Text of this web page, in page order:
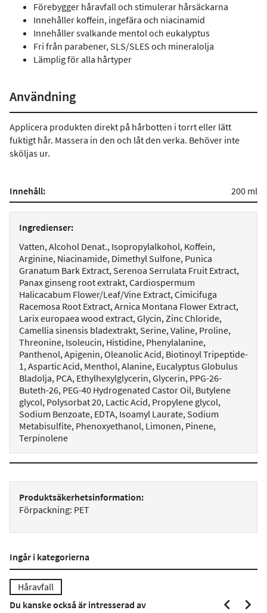
Förebygger håravfall och stimulerar hårsäckarna
Innehåller koffein, ingefära och niacinamid
Innehåller svalkande mentol och eukalyptus
Fri från parabener, SLS/SLES och mineralolja
Lämplig för alla hårtyper
Användning
Applicera produkten direkt på hårbotten i torrt eller lätt
fuktigt hår. Massera in den och låt den verka. Behöver inte
sköljas ur.
Innehåll: 200 ml
Ingredienser:
Vatten, Alcohol Denat., Isopropylalkohol, Koffein,
Arginine, Niacinamide, Dimethyl Sulfone, Punica
Granatum Bark Extract, Serenoa Serrulata Fruit Extract,
Panax ginseng root extrakt, Cardiospermum
Halicacabum Flower/Leaf/Vine Extract, Cimicifuga
Racemosa Root Extract, Arnica Montana Flower Extract,
Larix europaea wood extract, Glycin, Zinc Chloride,
Camellia sinensis bladextrakt, Serine, Valine, Proline,
Threonine, Isoleucin, Histidine, Phenylalanine,
Panthenol, Apigenin, Oleanolic Acid, Biotinoyl Tripeptide-
1, Aspartic Acid, Menthol, Alanine, Eucalyptus Globulus
Bladolja, PCA, Ethylhexylglycerin, Glycerin, PPG-26-
Buteth-26, PEG-40 Hydrogenated Castor Oil, Butylene
glycol, Polysorbat 20, Lactic Acid, Propylene glycol,
Sodium Benzoate, EDTA, Isoamyl Laurate, Sodium
Metabisulfite, Phenoxyethanol, Limonen, Pinene,
Terpinolene
Produktsäkerhetsinformation:
Förpackning: PET
Ingår i kategorierna
Håravfall
Du kanske också är intresserad av